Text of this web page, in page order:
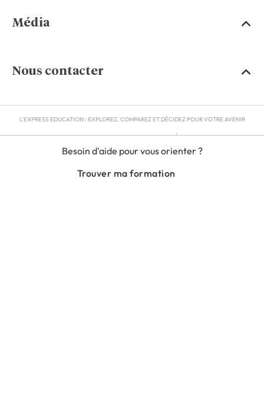
Besoin d'aide pour vous orienter ?
Trouver ma formation
Média
Nous contacter
L'EXPRESS EDUCATION : EXPLOREZ, COMPAREZ ET DÉCIDEZ POUR VOTRE AVENIR
RGPD